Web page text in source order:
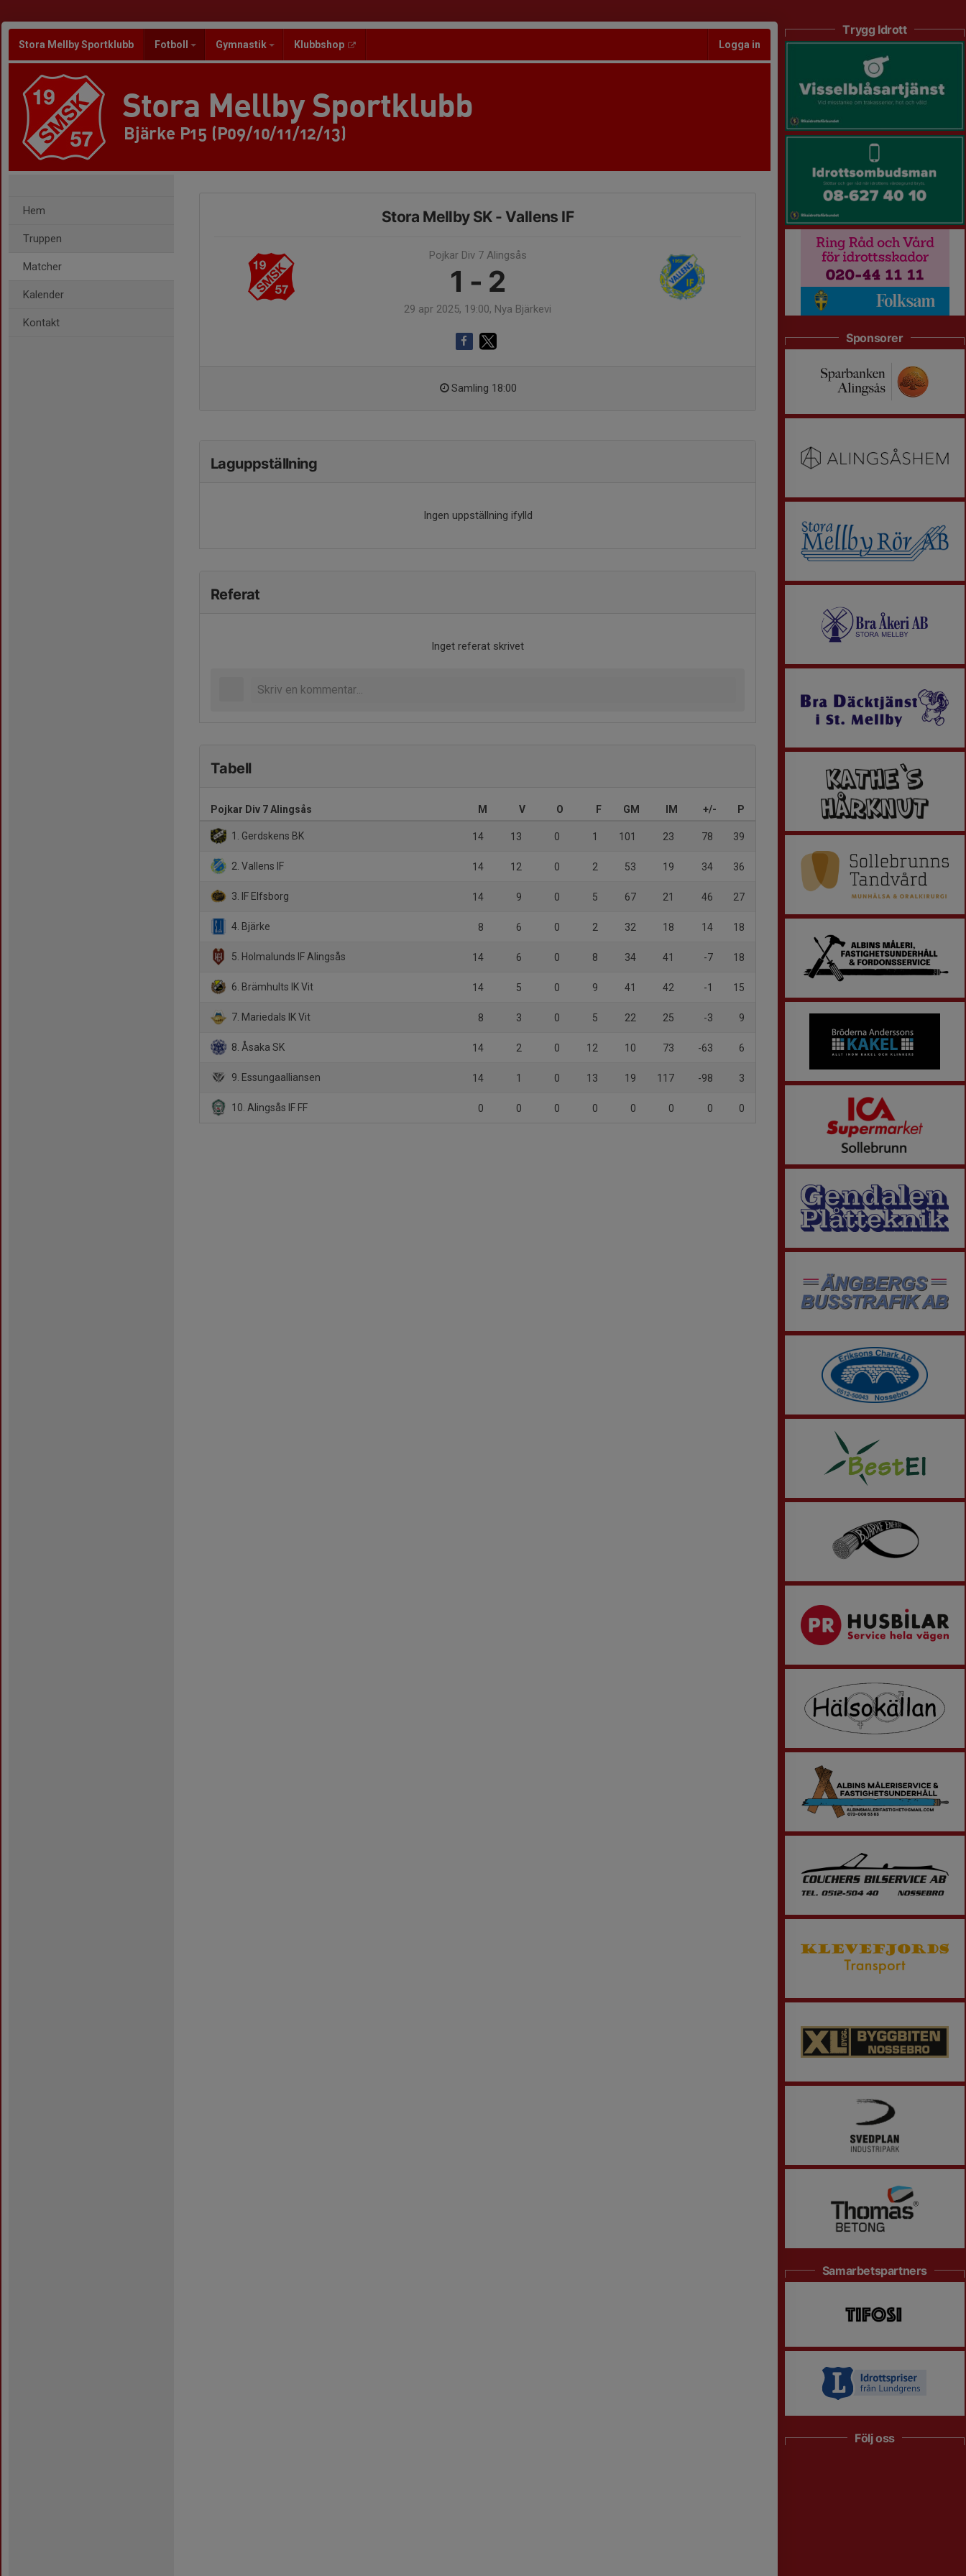
Stora Mellby Sportklubb Fotboll Gymnastik Klubbshop Logga in
Stora Mellby Sportklubb
Bjärke P15 (P09/10/11/12/13)
Hem
Truppen
Matcher
Kalender
Kontakt
Stora Mellby SK - Vallens IF
Pojkar Div 7 Alingsås
1 - 2
29 apr 2025, 19:00, Nya Bjärkevi
Samling 18:00
Laguppställning
Ingen uppställning ifylld
Referat
Inget referat skrivet
Tabell
Pojkar Div 7 Alingsås M V O F GM IM +/- P
1. Gerdskens BK 14 13 0 1 101 23 78 39
2. Vallens IF 14 12 0 2 53 19 34 36
3. IF Elfsborg 14 9 0 5 67 21 46 27
4. Bjärke 8 6 0 2 32 18 14 18
5. Holmalunds IF Alingsås 14 6 0 8 34 41 -7 18
6. Brämhults IK Vit 14 5 0 9 41 42 -1 15
7. Mariedals IK Vit 8 3 0 5 22 25 -3 9
8. Åsaka SK 14 2 0 12 10 73 -63 6
9. Essungaalliansen 14 1 0 13 19 117 -98 3
10. Alingsås IF FF 0 0 0 0 0 0 0 0
Trygg Idrott
Sponsorer
Samarbetspartners
Följ oss